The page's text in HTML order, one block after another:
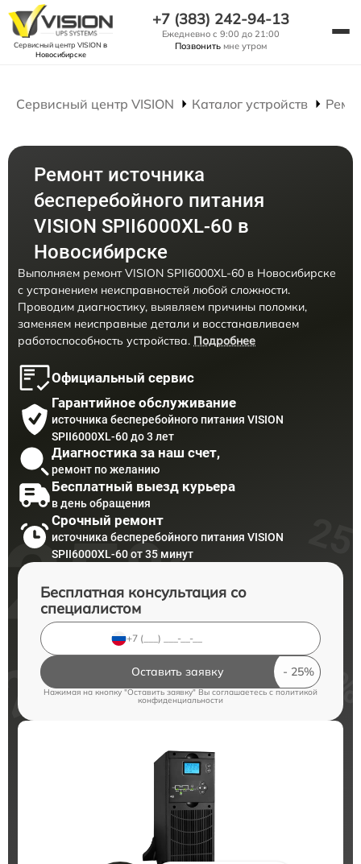
Сервисный центр VISION в
Новосибирске
+7 (383) 242-94-13
Ежедневно с 9:00 до 21:00
Позвонить мне утром
Сервисный центр VISION Каталог устройств
Ремонт источника
бесперебойного питания
VISION SPII6000XL-60 в
Новосибирске
Выполняем ремонт VISION SPII6000XL-60 в Новосибирске
с устранением неисправностей любой сложности.
Проводим диагностику, выявляем причины поломки,
заменяем неисправные детали и восстанавливаем
работоспособность устройства. Подробнее
Официальный сервис
Гарантийное обслуживание
источника бесперебойного питания VISION
SPII6000XL-60 до 3 лет
Диагностика за наш счет,
ремонт по желанию
Бесплатный выезд курьера
в день обращения
Срочный ремонт
источника бесперебойного питания VISION
SPII6000XL-60 от 35 минут
Бесплатная консультация со
специалистом
Оставить заявку
Нажимая на кнопку "Оставить заявку" Вы соглашаетесь cполитикой
конфиденциальности